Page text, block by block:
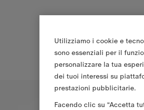
Utilizziamo i cookie e
sono essenziali per il
personalizzare la tua
dei tuoi interessi su
prestazioni pubblicitarie.
Facendo clic su “Accetta